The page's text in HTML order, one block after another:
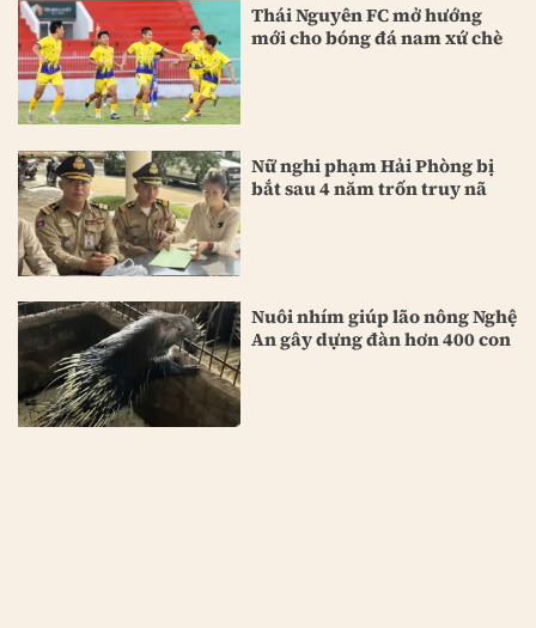
Thái Nguyên FC mở hướng
mới cho bóng đá nam xứ chè
Nữ nghi phạm Hải Phòng bị
bắt sau 4 năm trốn truy nã
Nuôi nhím giúp lão nông Nghệ
An gây dựng đàn hơn 400 con